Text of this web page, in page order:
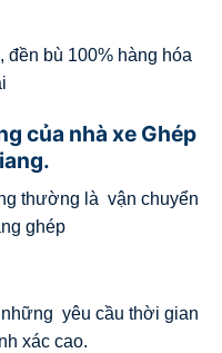
đền bù 100% hàng hóa
của nhà xe Ghép
thường là vận chuyển
ghép
yêu cầu thời gian
xác cao.